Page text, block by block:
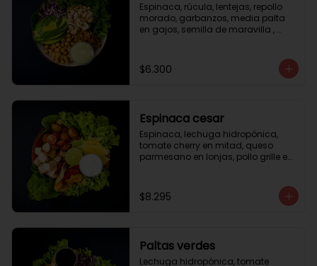
Espinaca, rúcula, lentejas, repollo
morado, garbanzos, media palta
en gajos, semilla de maravilla ,
$6.300
Espinaca cesar
Espinaca, lechuga hidropónica,
tomate cherry en mitad, queso
parmesano en lonjas, pollo grille en
$8.295
Paltas verdes
Lechuga hidropónica, tomate